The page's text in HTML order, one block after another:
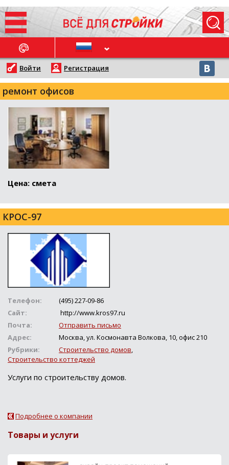
НОВОСТИ
Войти Регистрация
ремонт офисов
Цена: смета
КРОС-97
Телефон:
(495) 227-09-86
Сайт:
http://www.kros97.ru
Почта:
Отправить письмо
Адрес:
Москва, ул. Космонавта Волкова, 10, офис 210
Рубрики:
Строительство домов,
Строительство коттеджей
Услуги по строительству домов.
Подробнее о компании
Товары и услуги